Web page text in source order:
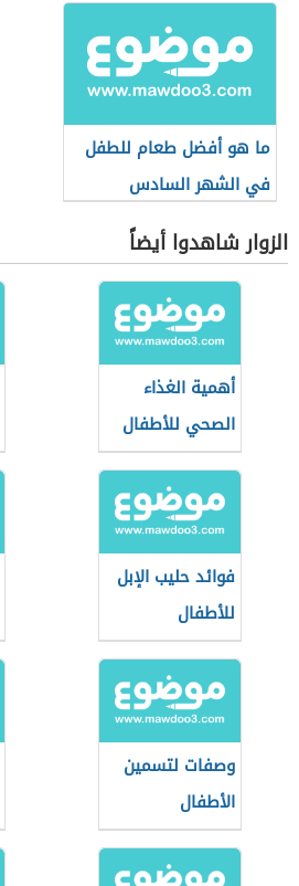
ما هو أفضل طعام للطفل
في الشهر السادس
الزوار شاهدوا أيضاً
أهمية الغذاء
الصحي للأطفال
فوائد حليب الإبل
للأطفال
وصفات لتسمين
الأطفال